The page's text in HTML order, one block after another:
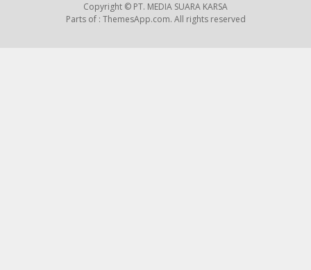
Copyright © PT. MEDIA SUARA KARSA
Parts of : ThemesApp.com. All rights reserved